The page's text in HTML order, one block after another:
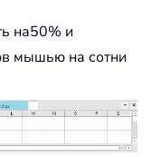
на50% и
мышью на сотни